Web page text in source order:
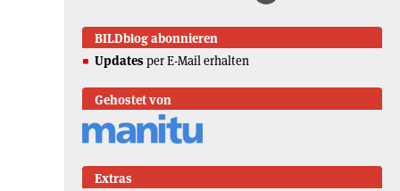
BILDblog abonnieren
Updates per E-Mail erhalten
Gehostet von
Extras